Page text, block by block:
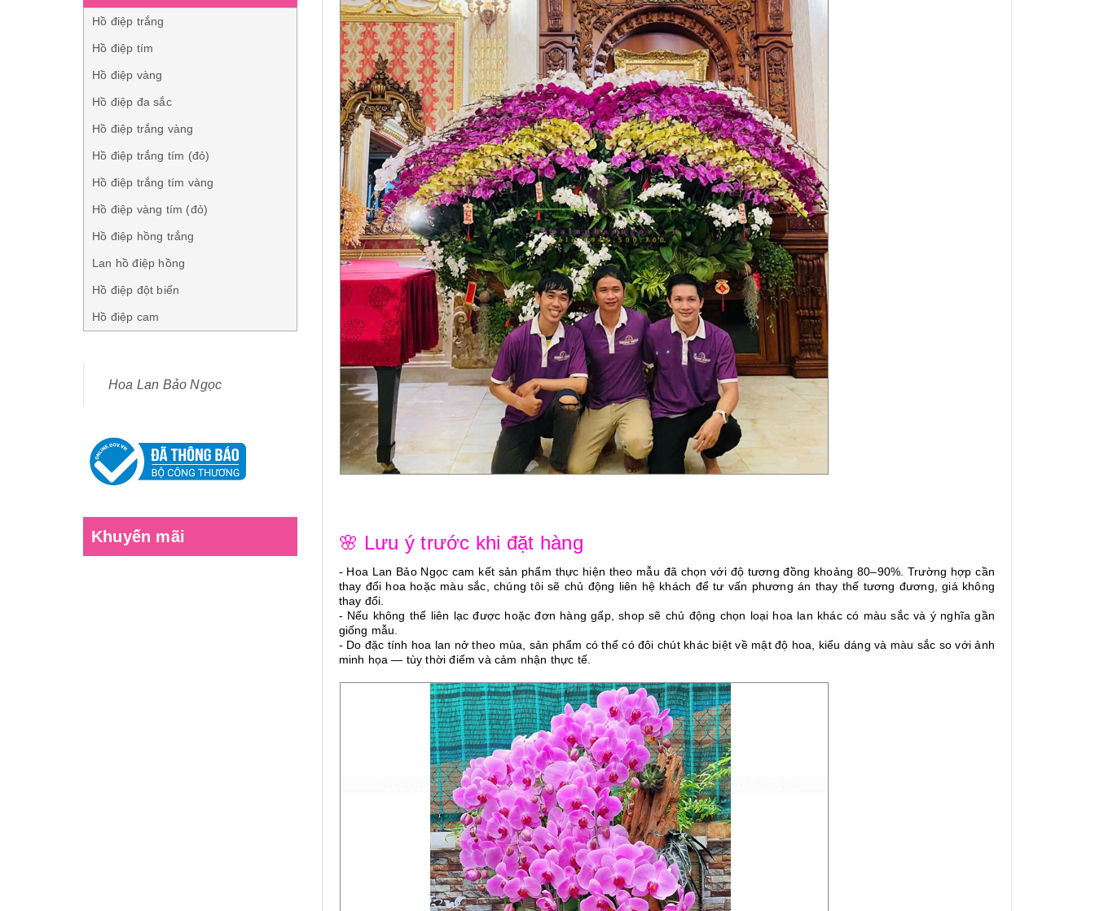
🌸 Lưu ý trước khi đặt hàng
- Hoa Lan Bảo Ngọc cam kết sản phẩm thực hiện theo mẫu đã chọn với độ tương đồng khoảng 80–90%. Trường hợp cần
thay đổi hoa hoặc màu sắc, chúng tôi sẽ chủ động liên hệ khách để tư vấn phương án thay thế tương đương, giá không
thay đổi.
- Nếu không thể liên lạc được hoặc đơn hàng gấp, shop sẽ chủ động chọn loại hoa lan khác có màu sắc và ý nghĩa gần
giống mẫu.
- Do đặc tính hoa lan nở theo mùa, sản phẩm có thể có đôi chút khác biệt về mật độ hoa, kiểu dáng và màu sắc so với ảnh
minh họa — tùy thời điểm và cảm nhận thực tế.
Hồ điệp trắng
Hồ điệp tím
Hồ điệp vàng
Hồ điệp đa sắc
Hồ điệp trắng vàng
Hồ điệp trắng tím (đỏ)
Hồ điệp trắng tím vàng
Hồ điệp vàng tím (đỏ)
Hồ điệp hồng trắng
Lan hồ điệp hồng
Hồ điệp đột biến
Hồ điệp cam
Hoa Lan Bảo Ngọc
Khuyến mãi